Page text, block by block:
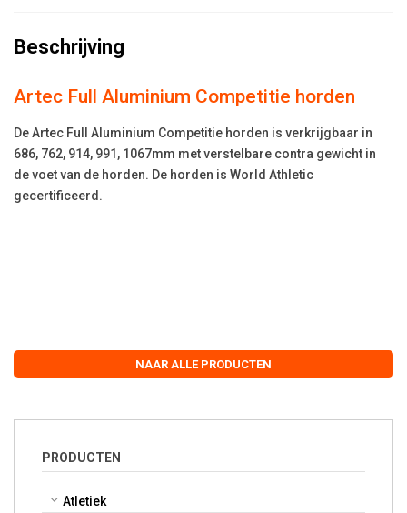
NAAR ALLE PRODUCTEN
PRODUCTEN
Atletiek
Beschrijving
Artec Full Aluminium Competitie horden
De Artec Full Aluminium Competitie horden is verkrijgbaar in
686, 762, 914, 991, 1067mm met verstelbare contra gewicht in
de voet van de horden. De horden is World Athletic
gecertificeerd.